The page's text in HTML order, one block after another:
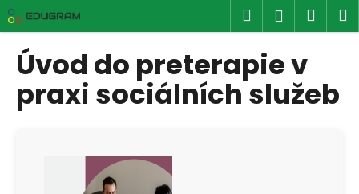
Přejít
na
obsah
Hledat
Úvod do preterapie v
praxi sociálních služeb
K
o
C
o